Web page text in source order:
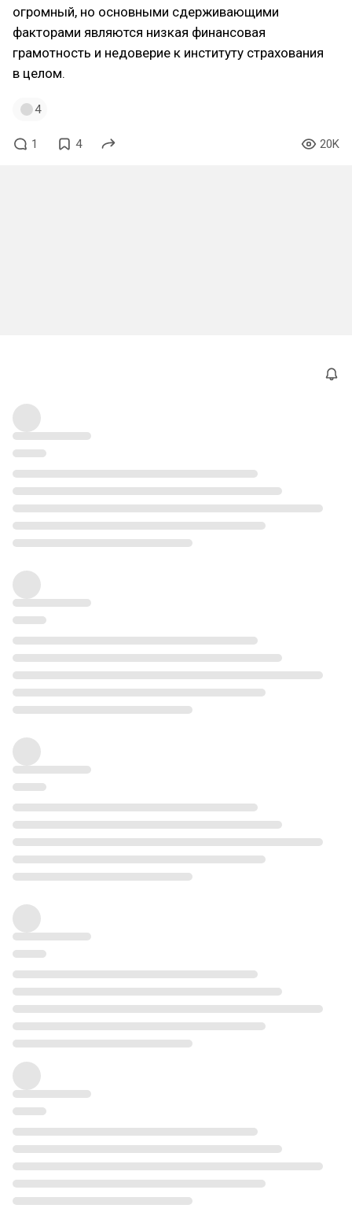
огромный, но основными сдерживающими
факторами являются низкая финансовая
грамотность и недоверие к институту страхования
в целом.
4
1 4 20K